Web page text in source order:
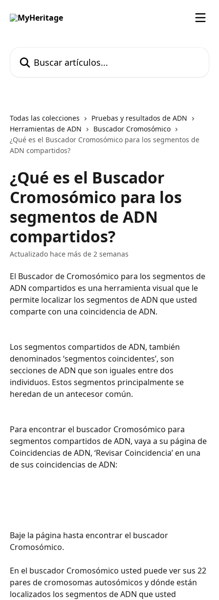
Todas las colecciones
Pruebas y resultados de ADN
Herramientas de ADN
Buscador Cromosómico
¿Qué es el Buscador Cromosómico para los segmentos de
ADN compartidos?
¿Qué es el Buscador
Cromosómico para los
segmentos de ADN
compartidos?
Actualizado hace más de 2 semanas
El Buscador de Cromosómico para los segmentos de
ADN compartidos es una herramienta visual que le
permite localizar los segmentos de ADN que usted
comparte con una coincidencia de ADN.
Los segmentos compartidos de ADN, también
denominados ‘segmentos coincidentes’, son
secciones de ADN que son iguales entre dos
individuos. Estos segmentos principalmente se
heredan de un antecesor común.
Para encontrar el buscador Cromosómico para
segmentos compartidos de ADN, vaya a su página de
Coincidencias de ADN, ‘Revisar Coincidencia’ en una
de sus coincidencias de ADN:
Baje la página hasta encontrar el buscador
Cromosómico.
En el buscador Cromosómico usted puede ver sus 22
pares de cromosomas autosómicos y dónde están
localizados los segmentos de ADN que usted